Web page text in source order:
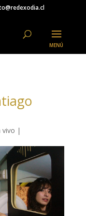
vivo |